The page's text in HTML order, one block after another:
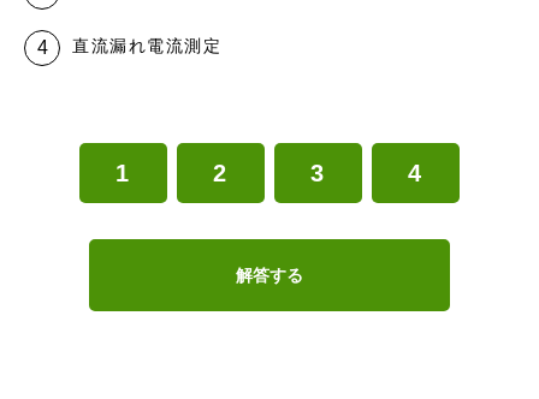
直流漏れ電流測定
1 2 3 4
解答する